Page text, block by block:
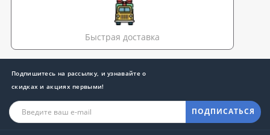
Быстрая доставка
Подпишитесь на рассылку, и узнавайте о
скидках и акциях первыми!
ПОДПИСАТЬСЯ